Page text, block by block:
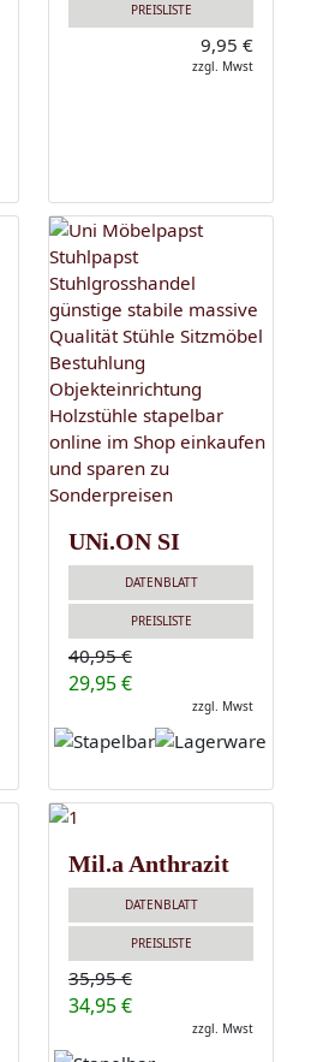
PREISLISTE
9,95 €
zzgl. Mwst
UNi.ON SI
DATENBLATT
PREISLISTE
40,95 €
29,95 €
zzgl. Mwst
Mil.a Anthrazit
DATENBLATT
PREISLISTE
35,95 €
34,95 €
zzgl. Mwst